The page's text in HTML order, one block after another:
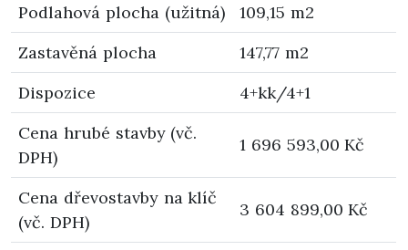
Podlahová plocha (užitná)
109,15 m2
Zastavěná plocha
147,77 m2
Dispozice
4+kk/4+1
Cena hrubé stavby (vč.
DPH)
1 696 593,00 Kč
Cena dřevostavby na klíč
(vč. DPH)
3 604 899,00 Kč